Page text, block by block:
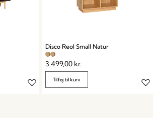
Disco Reol Small Natur
3.499,00 kr.
Tilføj til kurv